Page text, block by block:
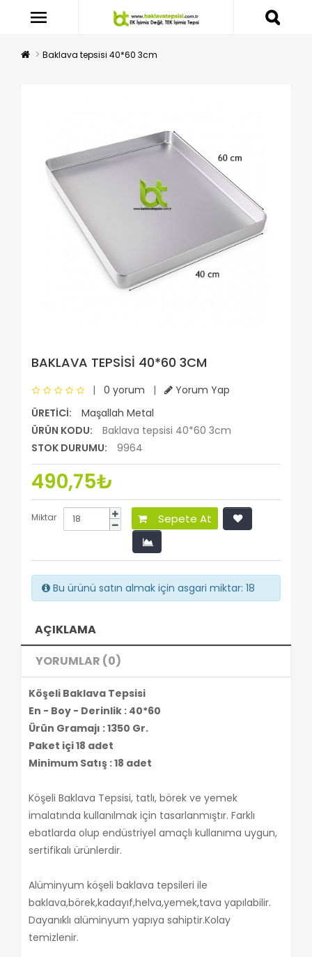
Baklava tepsisi 40*60 3cm
BAKLAVA TEPSISI 40*60 3CM
| 0 yorum |
Yorum Yap
ÜRETICI:
Maşallah Metal
ÜRÜN KODU:
Baklava tepsisi 40*60 3cm
STOK DURUMU:
9964
490,75₺
Miktar Sepete At
Bu ürünü satın almak için asgari miktar: 18
AÇIKLAMA
YORUMLAR (0)
Köşeli Baklava Tepsisi
En - Boy - Derinlik : 40*60
Ürün Gramajı : 1350 Gr.
Paket içi 18 adet
Minimum Satış : 18 adet
Köşeli Baklava Tepsisi, tatlı, börek ve yemek
imalatında kullanılmak için tasarlanmıştır. Farklı
ebatlarda olup endüstriyel amaçlı kullanıma uygun,
sertifikalı ürünlerdir.
Alüminyum köşeli baklava tepsileri ile
baklava,börek,kadayıf,helva,yemek,tava yapılabilir.
Dayanıklı alüminyum yapıya sahiptir.Kolay
temizlenir.